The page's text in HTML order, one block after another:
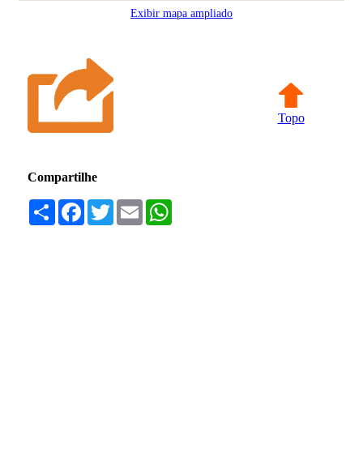
Exibir mapa ampliado
Topo
Compartilhe
Compartilhar
Facebook
TwitterEmail